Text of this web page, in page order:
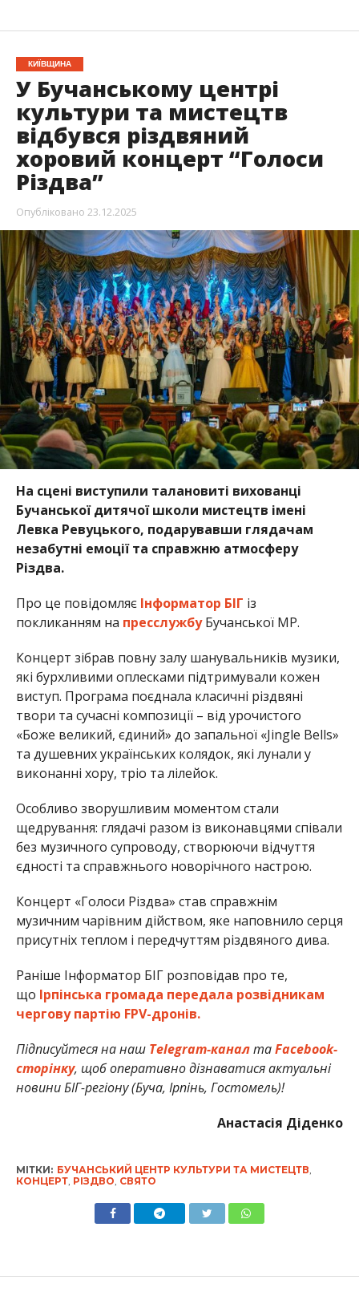
КИЇВЩИНА
У Бучанському центрі
культури та мистецтв
відбувся різдвяний
хоровий концерт “Голоси
Різдва”
Опубліковано 23.12.2025
На сцені виступили талановиті вихованці
Бучанської дитячої школи мистецтв імені
Левка Ревуцького, подарувавши глядачам
незабутні емоції та справжню атмосферу
Різдва.
Про це повідомляє Інформатор БІГ із
покликанням на пресслужбуБучанської МР.
Концерт зібрав повну залу шанувальників музики,
які бурхливими оплесками підтримували кожен
виступ. Програма поєднала класичні різдвяні
твори та сучасні композиції – від урочистого
«Боже великий, єдиний» до запальної «Jingle Bells»
та душевних українських колядок, які лунали у
виконанні хору, тріо та лілейок.
Особливо зворушливим моментом стали
щедрування: глядачі разом із виконавцями співали
без музичного супроводу, створюючи відчуття
єдності та справжнього новорічного настрою.
Концерт «Голоси Різдва» став справжнім
музичним чарівним дійством, яке наповнило серця
присутніх теплом і передчуттям різдвяного дива.
Раніше Інформатор БІГ розповідав про те,
що Ірпінська громада передала розвідникам
чергову партію FPV-дронів.
Підписуйтеся на наш Telegram-каналтаFacebook-
сторінку, щоб оперативно дізнаватися актуальні
новини БІГ-регіону (Буча, Ірпінь, Гостомель)!
Анастасія Діденко
МІТКИ: БУЧАНСЬКИЙ ЦЕНТР КУЛЬТУРИ ТА МИСТЕЦТВ,
КОНЦЕРТ, РІЗДВО, СВЯТО